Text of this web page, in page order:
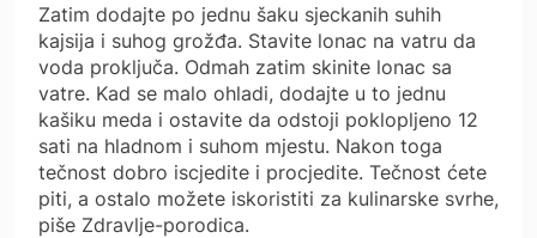
Zatim dodajte po jednu šaku sjeckanih suhih
kajsija i suhog grožđa. Stavite lonac na vatru da
voda proključa. Odmah zatim skinite lonac sa
vatre. Kad se malo ohladi, dodajte u to jednu
kašiku meda i ostavite da odstoji poklopljeno 12
sati na hladnom i suhom mjestu. Nakon toga
tečnost dobro iscjedite i procjedite. Tečnost ćete
piti, a ostalo možete iskoristiti za kulinarske svrhe,
piše Zdravlje-porodica.